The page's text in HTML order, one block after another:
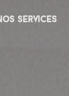
services